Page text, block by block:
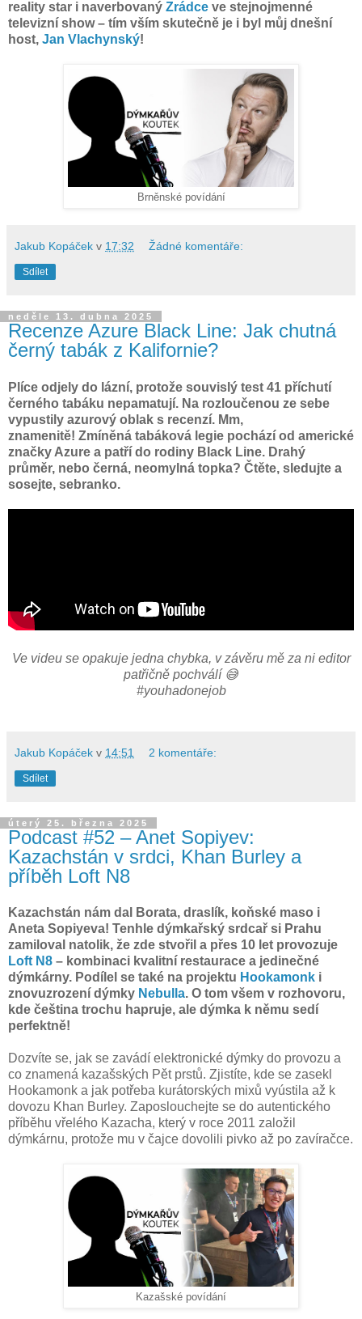
reality star i naverbovaný ⁠ Zrádce ve stejnojmenné
televizní show – tím vším skutečně je i byl můj dnešní
host, Jan Vlachynský!
Brněnské povídání
Jakub Kopáček v 17:32 Žádné komentáře:
Sdílet
neděle 13. dubna 2025
Recenze Azure Black Line: Jak chutná
černý tabák z Kalifornie?
Plíce odjely do lázní, protože souvislý test 41 příchutí
černého tabáku nepamatují. Na rozloučenou ze sebe
vypustily azurový oblak s recenzí. Mm,
znamenitě! Zmíněná tabáková legie pochází od americké
značky Azure a patří do rodiny Black Line. Drahý
průměr, nebo černá, neomylná topka? Čtěte, sledujte a
sosejte, sebranko.
Ve videu se opakuje jedna chybka, v závěru mě za ni editor
patřičně pochválí 😅
#youhadonejob
Jakub Kopáček v 14:51 2 komentáře:
Sdílet
úterý 25. března 2025
Podcast #52 – Anet Sopiyev:
Kazachstán v srdci, Khan Burley a
příběh Loft N8
Kazachstán nám dal Borata, draslík, koňské maso i
Aneta Sopiyeva! Tenhle dýmkařský srdcař si Prahu
zamiloval natolik, že zde stvořil a přes 10 let provozuje
Loft N8 – kombinaci kvalitní restaurace a jedinečné
dýmkárny. Podílel se také na projektu Hookamonk i
znovuzrození dýmky Nebulla. O tom všem v rozhovoru,
kde čeština trochu hapruje, ale dýmka k němu sedí
perfektně!
Dozvíte se, jak se zavádí elektronické dýmky do provozu a
co znamená kazašských Pět prstů. Zjistíte, kde se zasekl
Hookamonk a jak potřeba kurátorských mixů vyústila až k
dovozu Khan Burley. Zaposlouchejte se do autentického
příběhu vřelého Kazacha, který v roce 2011 založil
dýmkárnu, protože mu v čajce dovolili pivko až po zavíračce.
Kazašské povídání